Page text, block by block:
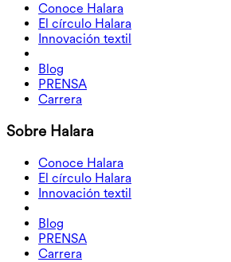
Conoce Halara
El círculo Halara
Innovación textil
Blog
PRENSA
Carrera
Sobre Halara
Conoce Halara
El círculo Halara
Innovación textil
Blog
PRENSA
Carrera